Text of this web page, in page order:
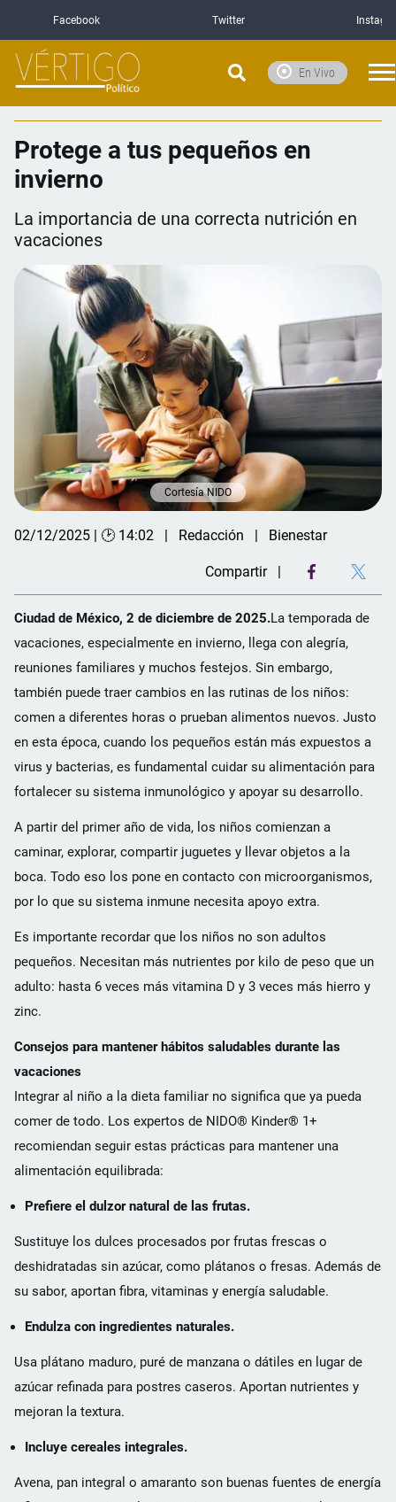
Facebook Twitter
En Vivo
Protege a tus pequeños en
invierno
La importancia de una correcta nutrición en
vacaciones
Cortesía NIDO
02/12/2025 | 🕑 14:02 Redacción Bienestar
Compartir
Ciudad de México, 2 de diciembre de 2025.La temporada de
vacaciones, especialmente en invierno, llega con alegría,
reuniones familiares y muchos festejos. Sin embargo,
también puede traer cambios en las rutinas de los niños:
comen a diferentes horas o prueban alimentos nuevos. Justo
en esta época, cuando los pequeños están más expuestos a
virus y bacterias, es fundamental cuidar su alimentación para
fortalecer su sistema inmunológico y apoyar su desarrollo.
A partir del primer año de vida, los niños comienzan a
caminar, explorar, compartir juguetes y llevar objetos a la
boca. Todo eso los pone en contacto con microorganismos,
por lo que su sistema inmune necesita apoyo extra.
Es importante recordar que los niños no son adultos
pequeños. Necesitan más nutrientes por kilo de peso que un
adulto: hasta 6 veces más vitamina D y 3 veces más hierro y
zinc.
Consejos para mantener hábitos saludables durante las
vacaciones
Integrar al niño a la dieta familiar no significa que ya pueda
comer de todo. Los expertos de NIDO® Kinder® 1+
recomiendan seguir estas prácticas para mantener una
alimentación equilibrada:
Prefiere el dulzor natural de las frutas.
Sustituye los dulces procesados por frutas frescas o
deshidratadas sin azúcar, como plátanos o fresas. Además de
su sabor, aportan fibra, vitaminas y energía saludable.
Endulza con ingredientes naturales.
Usa plátano maduro, puré de manzana o dátiles en lugar de
azúcar refinada para postres caseros. Aportan nutrientes y
mejoran la textura.
Incluye cereales integrales.
Avena, pan integral o amaranto son buenas fuentes de energía